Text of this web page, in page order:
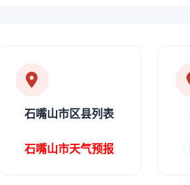
石嘴山市区县列表
石嘴山市天气预报